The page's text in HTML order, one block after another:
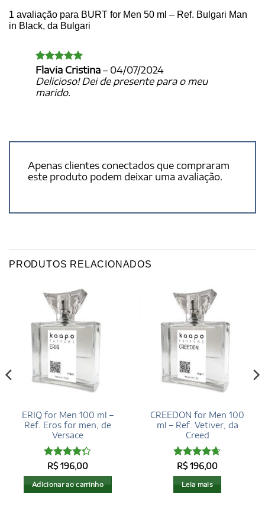
1 avaliação para BURT for Men 50 ml – Ref. Bulgari Man
in Black, da Bulgari
Avaliação5
de 5
Flavia Cristina – 04/07/2024
Delicioso! Dei de presente para o meu
marido.
Apenas clientes conectados que compraram
este produto podem deixar uma avaliação.
PRODUTOS RELACIONADOS
ERIQ for Men 100 ml –
Ref. Eros for men, de
Versace
Avaliação
4.27de 5
R$196,00
Adicionar ao carrinho
CREEDON for Men 100
ml – Ref. Vetiver, da
Creed
Avaliação
4.62de 5
R$196,00
Leia mais